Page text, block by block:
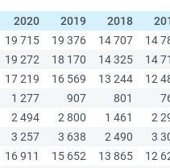
2020 2019 2018